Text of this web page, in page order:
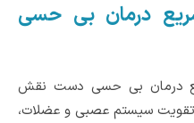
درمان بی حسی
درمان بی حسی دست نقش
تقویت سیستم عصبی و عضلات،